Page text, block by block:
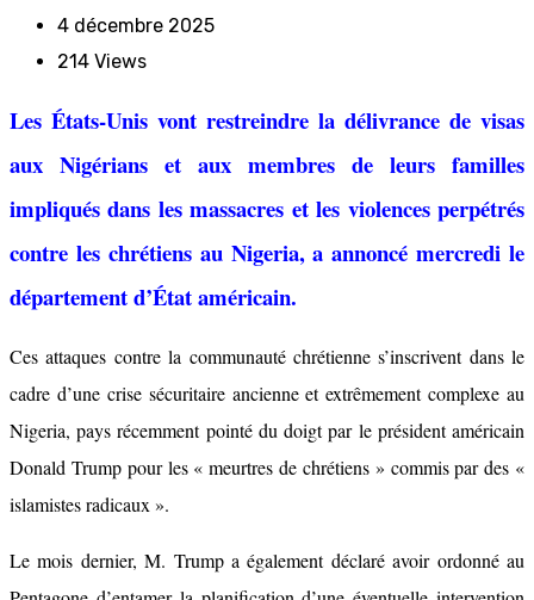
4 décembre 2025
214 Views
Les États-Unis vont restreindre la délivrance de visas
aux Nigérians et aux membres de leurs familles
impliqués dans les massacres et les violences perpétrés
contre les chrétiens au Nigeria, a annoncé mercredi le
département d’État américain.
Ces attaques contre la communauté chrétienne s’inscrivent dans le
cadre d’une crise sécuritaire ancienne et extrêmement complexe au
Nigeria, pays récemment pointé du doigt par le président américain
Donald Trump pour les « meurtres de chrétiens » commis par des «
islamistes radicaux ».
Le mois dernier, M. Trump a également déclaré avoir ordonné au